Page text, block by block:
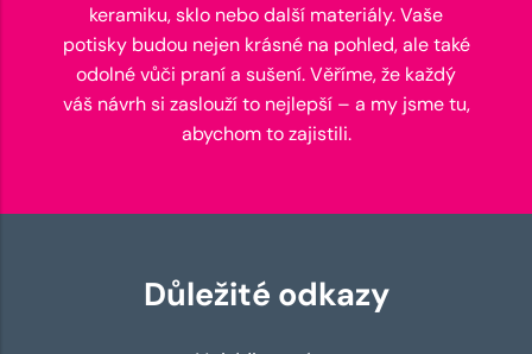
keramiku, sklo nebo další materiály. Vaše
potisky budou nejen krásné na pohled, ale také
odolné vůči praní a sušení. Věříme, že každý
váš návrh si zaslouží to nejlepší – a my jsme tu,
abychom to zajistili.
Důležité odkazy